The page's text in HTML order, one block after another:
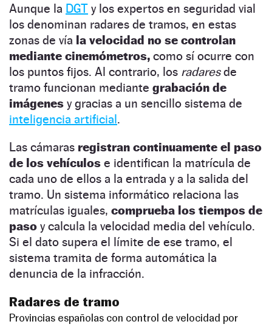
Aunque la DGT y los expertos en seguridad vial
los denominan radares de tramos, en estas
zonas de vía la velocidad no se controlan
mediante cinemómetros, como sí ocurre con
los puntos fijos. Al contrario, los radaresde
tramo funcionan mediante grabación de
imágenes y gracias a un sencillo sistema de
inteligencia artificial.
Las cámaras registran continuamente el paso
de los vehículos e identifican la matrícula de
cada uno de ellos a la entrada y a la salida del
tramo. Un sistema informático relaciona las
matrículas iguales, comprueba los tiempos de
paso y calcula la velocidad media del vehículo.
Si el dato supera el límite de ese tramo, el
sistema tramita de forma automática la
denuncia de la infracción.